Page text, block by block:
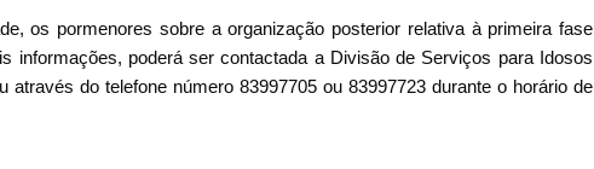
os pormenores sobre a organização posterior relativa à primeira fase
informações, poderá ser contactada a Divisão de Serviços para Idosos
através do telefone número 83997705 ou 83997723 durante o horário de